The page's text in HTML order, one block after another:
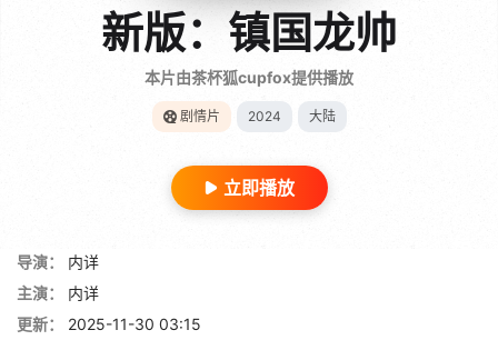
新版：镇国龙帅
本片由茶杯狐cupfox提供播放
剧情片 2024 大陆
立即播放
导演：
内详
主演：
内详
更新：
2025-11-30 03:15